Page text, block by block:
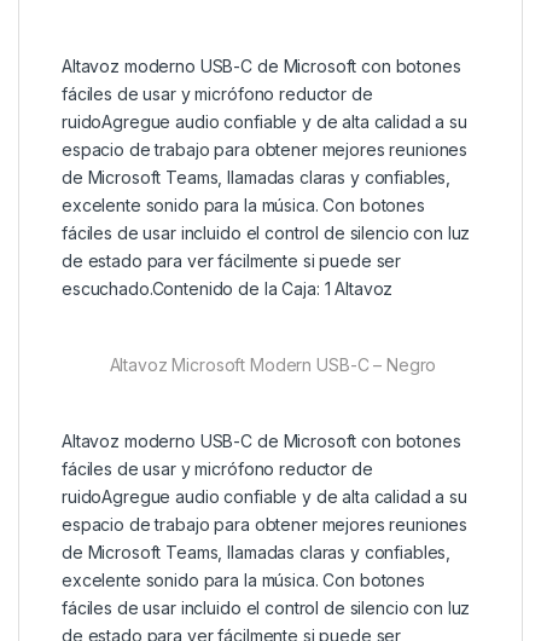
Altavoz moderno USB-C de Microsoft con botones
fáciles de usar y micrófono reductor de
ruidoAgregue audio confiable y de alta calidad a su
espacio de trabajo para obtener mejores reuniones
de Microsoft Teams, llamadas claras y confiables,
excelente sonido para la música. Con botones
fáciles de usar incluido el control de silencio con luz
de estado para ver fácilmente si puede ser
escuchado.Contenido de la Caja: 1 Altavoz
Altavoz Microsoft Modern USB-C – Negro
Altavoz moderno USB-C de Microsoft con botones
fáciles de usar y micrófono reductor de
ruidoAgregue audio confiable y de alta calidad a su
espacio de trabajo para obtener mejores reuniones
de Microsoft Teams, llamadas claras y confiables,
excelente sonido para la música. Con botones
fáciles de usar incluido el control de silencio con luz
de estado para ver fácilmente si puede ser